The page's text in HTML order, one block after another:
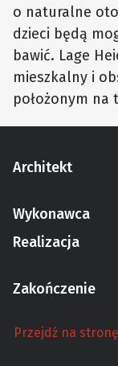
o naturalne
dzieci będą
bawić. Lage
mieszkalny i
położonym na
Architekt
Wykonawca
Realizacja
Zakończenie
Przejdź na